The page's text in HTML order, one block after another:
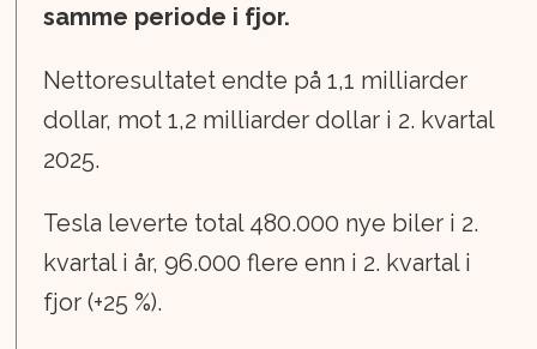
samme periode i fjor.
Nettoresultatet endte på 1,1 milliarder
dollar, mot 1,2 milliarder dollar i 2. kvartal
2025.
Tesla leverte total 480.000 nye biler i 2.
kvartal i år, 96.000 flere enn i 2. kvartal i
fjor (+25 %).